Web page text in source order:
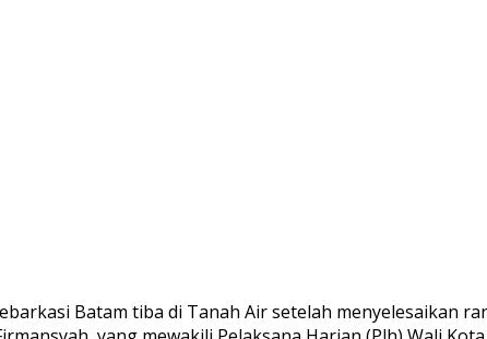
Batam tiba di Tanah Air setelah menyelesaikan